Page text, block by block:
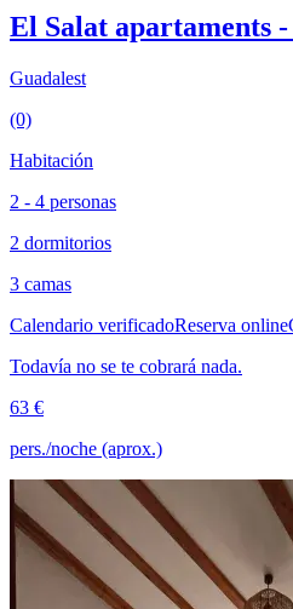
El Salat apartaments
Guadalest
(0)
Habitación
2 - 4 personas
2 dormitorios
3 camas
Calendario verificadoReserva online
Todavía no se te cobrará nada.
63 €
pers./noche (aprox.)